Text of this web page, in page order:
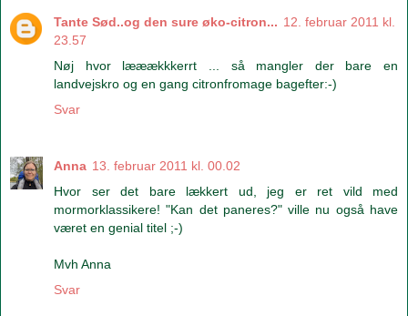
Tante Sød..og den sure øko-citron... 12. februar 2011 kl.
23.57
Nøj hvor lææækkkerrt ... så mangler der bare en
landvejskro og en gang citronfromage bagefter:-)
Svar
Anna 13. februar 2011 kl. 00.02
Hvor ser det bare lækkert ud, jeg er ret vild med
mormorklassikere! "Kan det paneres?" ville nu også have
været en genial titel ;-)
Mvh Anna
Svar